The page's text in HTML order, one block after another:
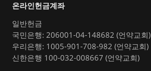
온라인헌금계좌
일반헌금
국민은행: 206001-04-148682 (언약교회)
우리은행: 1005-901-708-982 (언약교회)
신한은행 100-032-008667 (언약교회)